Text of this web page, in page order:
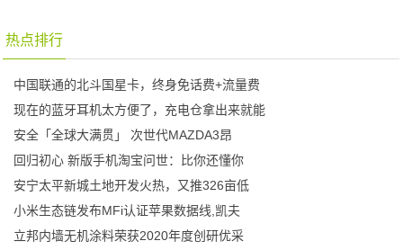
热点排行
中国联通的北斗国星卡，终身免话费+流量费
现在的蓝牙耳机太方便了，充电仓拿出来就能
安全「全球大满贯」 次世代MAZDA3昂
回归初心 新版手机淘宝问世：比你还懂你
安宁太平新城土地开发火热，又推326亩低
小米生态链发布MFi认证苹果数据线,凯夫
立邦内墙无机涂料荣获2020年度创研优采